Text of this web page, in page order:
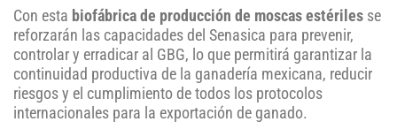
Con esta biofábrica de producción de moscas estériles se
reforzarán las capacidades del Senasica para prevenir,
controlar y erradicar al GBG, lo que permitirá garantizar la
continuidad productiva de la ganadería mexicana, reducir
riesgos y el cumplimiento de todos los protocolos
internacionales para la exportación de ganado.